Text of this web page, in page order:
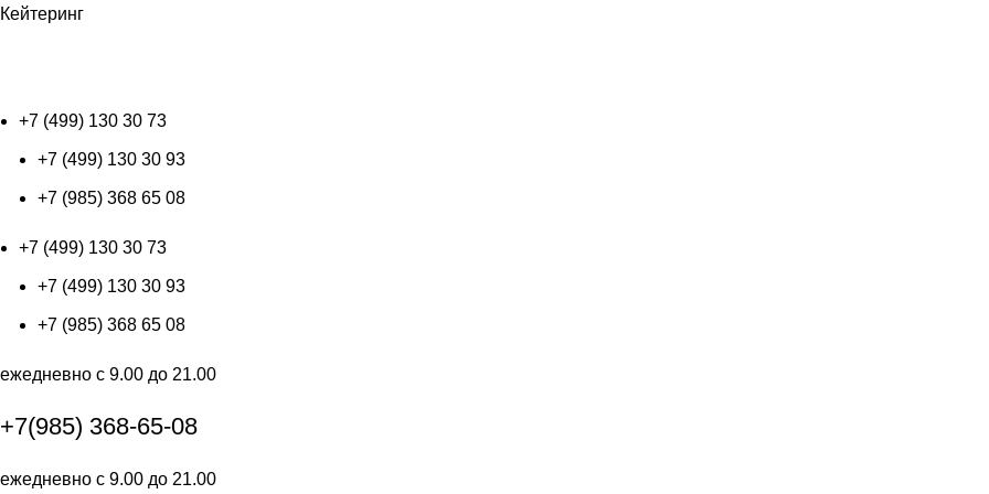
Кейтеринг
+7 (499) 130 30 73
+7 (499) 130 30 93
+7 (985) 368 65 08
+7 (499) 130 30 73
+7 (499) 130 30 93
+7 (985) 368 65 08
ежедневно с 9.00 до 21.00
+7(985) 368-65-08
ежедневно с 9.00 до 21.00